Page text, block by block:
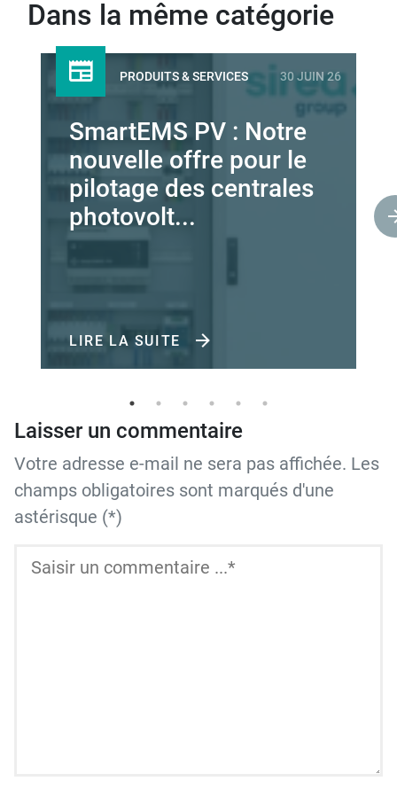
Dans la même catégorie
PRODUITS & SERVICES 30 JUIN 26
SmartEMS PV : Notre
nouvelle offre pour le
pilotage des centrales
photovolt...
LIRE LA SUITE
Laisser un commentaire
Votre adresse e-mail ne sera pas affichée. Les
champs obligatoires sont marqués d'une
astérisque (*)